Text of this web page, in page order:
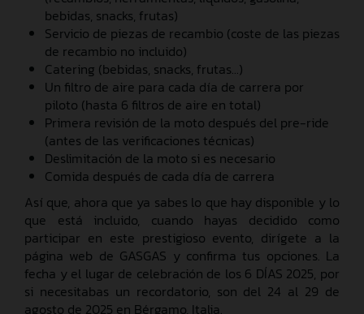
bebidas, snacks, frutas)
Servicio de piezas de recambio (coste de las piezas
de recambio no incluido)
Catering (bebidas, snacks, frutas...)
Un filtro de aire para cada día de carrera por
piloto (hasta 6 filtros de aire en total)
Primera revisión de la moto después del pre-ride
(antes de las verificaciones técnicas)
Deslimitación de la moto si es necesario
Comida después de cada día de carrera
Así que, ahora que ya sabes lo que hay disponible y lo
que está incluido, cuando hayas decidido como
participar en este prestigioso evento, dirígete a la
página web de GASGAS y confirma tus opciones. La
fecha y el lugar de celebración de los 6 DÍAS 2025, por
si necesitabas un recordatorio, son del 24 al 29 de
agosto de 2025 en Bérgamo, Italia.